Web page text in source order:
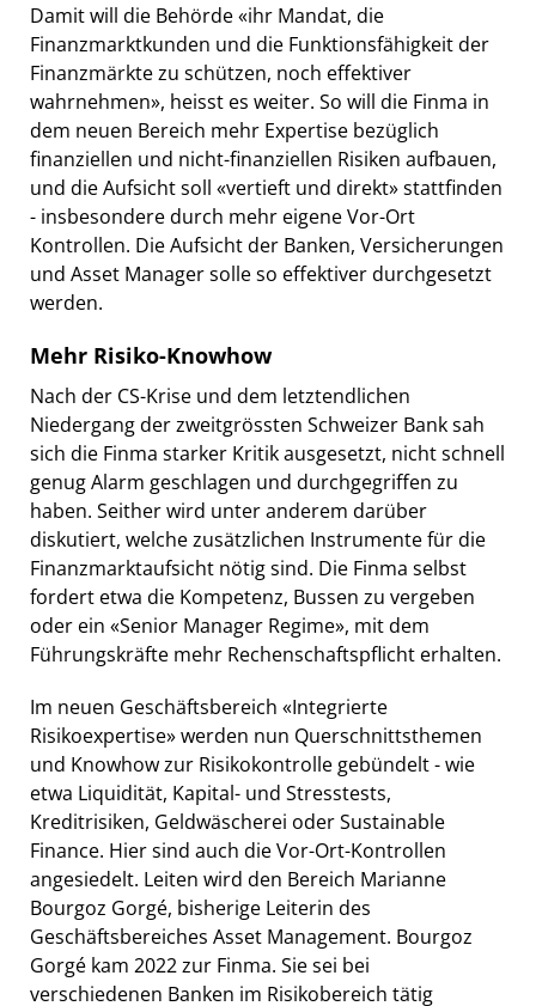
Damit will die Behörde «ihr Mandat, die
Finanzmarktkunden und die Funktionsfähigkeit der
Finanzmärkte zu schützen, noch effektiver
wahrnehmen», heisst es weiter. So will die Finma in
dem neuen Bereich mehr Expertise bezüglich
finanziellen und nicht-finanziellen Risiken aufbauen,
und die Aufsicht soll «vertieft und direkt» stattfinden
- insbesondere durch mehr eigene Vor-Ort
Kontrollen. Die Aufsicht der Banken, Versicherungen
und Asset Manager solle so effektiver durchgesetzt
werden.
Mehr Risiko-Knowhow
Nach der CS-Krise und dem letztendlichen
Niedergang der zweitgrössten Schweizer Bank sah
sich die Finma starker Kritik ausgesetzt, nicht schnell
genug Alarm geschlagen und durchgegriffen zu
haben. Seither wird unter anderem darüber
diskutiert, welche zusätzlichen Instrumente für die
Finanzmarktaufsicht nötig sind. Die Finma selbst
fordert etwa die Kompetenz, Bussen zu vergeben
oder ein «Senior Manager Regime», mit dem
Führungskräfte mehr Rechenschaftspflicht erhalten.
Im neuen Geschäftsbereich «Integrierte
Risikoexpertise» werden nun Querschnittsthemen
und Knowhow zur Risikokontrolle gebündelt - wie
etwa Liquidität, Kapital- und Stresstests,
Kreditrisiken, Geldwäscherei oder Sustainable
Finance. Hier sind auch die Vor-Ort-Kontrollen
angesiedelt. Leiten wird den Bereich Marianne
Bourgoz Gorgé, bisherige Leiterin des
Geschäftsbereiches Asset Management. Bourgoz
Gorgé kam 2022 zur Finma. Sie sei bei
verschiedenen Banken im Risikobereich tätig